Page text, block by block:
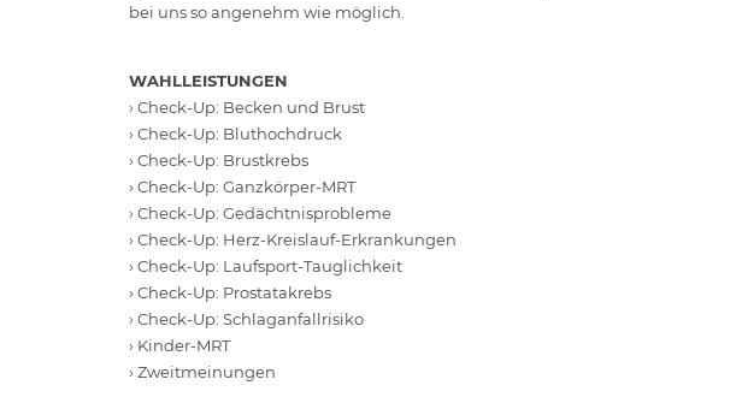
bei uns so angenehm wie möglich.
WAHLLEISTUNGEN
› Check-Up: Becken und Brust
› Check-Up: Bluthochdruck
› Check-Up: Brustkrebs
› Check-Up: Ganzkörper-MRT
› Check-Up: Gedächtnisprobleme
› Check-Up: Herz-Kreislauf-Erkrankungen
› Check-Up: Laufsport-Tauglichkeit
› Check-Up: Prostatakrebs
› Check-Up: Schlaganfallrisiko
› Kinder-MRT
› Zweitmeinungen